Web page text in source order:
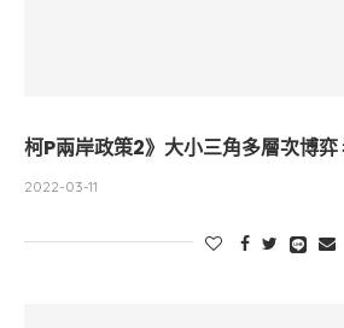
柯P兩岸政策2》大小三角多層次博弈
2022-03-11